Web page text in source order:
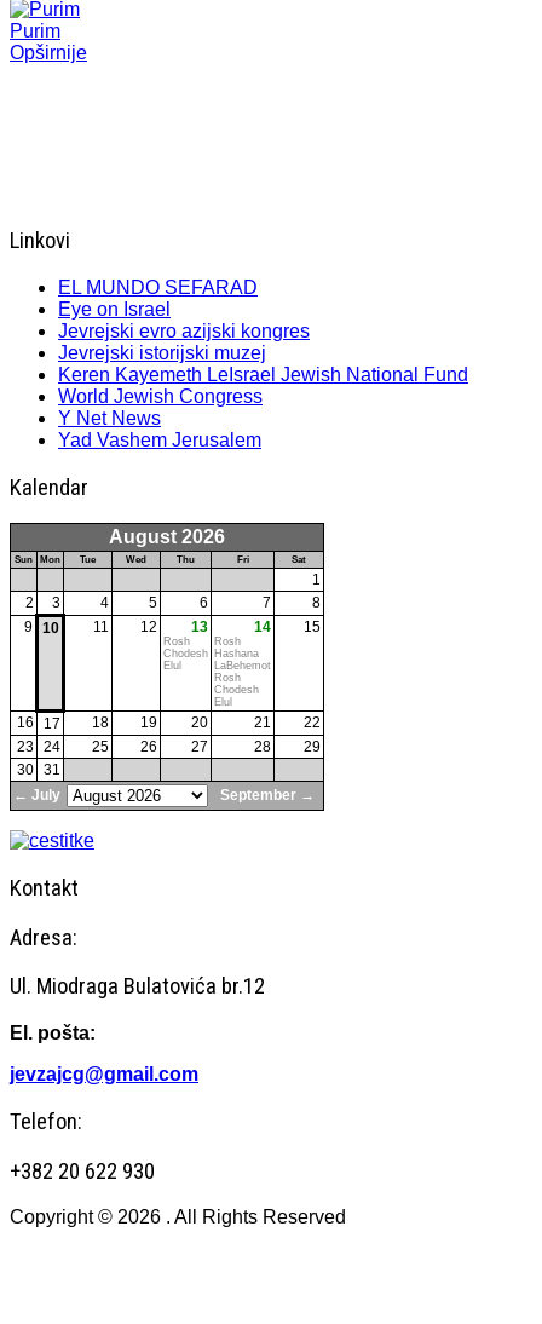
Purim
Opširnije
Linkovi
EL MUNDO SEFARAD
Eye on Israel
Jevrejski evro azijski kongres
Jevrejski istorijski muzej
Keren Kayemeth LeIsrael Jewish National Fund
World Jewish Congress
Y Net News
Yad Vashem Jerusalem
Kalendar
August 2026
Sun Mon Tue Wed Thu Fri Sat
1
2
3 4 5 6 7
8
9 10 11 12 13
Rosh
Chodesh
Elul
14
Rosh
Hashana
LaBehemot
Rosh
Chodesh
Elul
15
16 17 18 19 20 21
22
23 24 25 26 27 28
29
30 31
← July
September →
Kontakt
Adresa:
Ul. Miodraga Bulatovića br.12
El. pošta:
jevzajcg@gmail.com
Telefon:
+382 20 622 930
Copyright © 2026 . All Rights Reserved